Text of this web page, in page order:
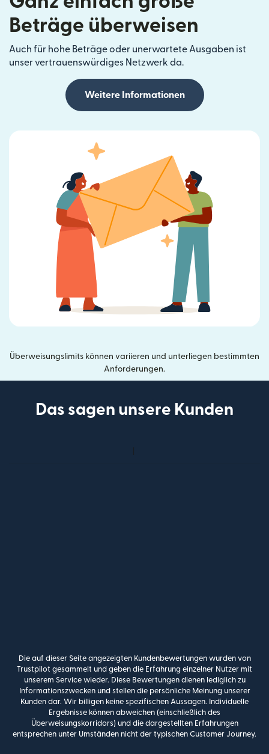
Beträge überweisen
Auch für hohe Beträge oder unerwartete Ausgaben ist
unser vertrauenswürdiges Netzwerk da.
Weitere Informationen
Überweisungslimits können variieren und unterliegen bestimmten
Anforderungen.
Das sagen unsere Kunden
Die auf dieser Seite angezeigten Kundenbewertungen wurden von
Trustpilot gesammelt und geben die Erfahrung einzelner Nutzer mit
unserem Service wieder. Diese Bewertungen dienen lediglich zu
Informationszwecken und stellen die persönliche Meinung unserer
Kunden dar. Wir billigen keine spezifischen Aussagen. Individuelle
Ergebnisse können abweichen (einschließlich des
Überweisungskorridors) und die dargestellten Erfahrungen
entsprechen unter Umständen nicht der typischen Customer Journey.